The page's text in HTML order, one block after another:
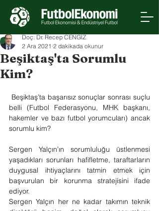
Beşiktaş'ta Sorumlu
Kim?
Doç. Dr. Recep CENGİZ
2 Ara 2021 2 dakikada okunur
Beşiktaş’ta başarısız sonuçlar sonrası suçlu
belli (Futbol Federasyonu, MHK başkanı,
hakemler ve bazı futbol yorumcuları) ancak
sorumlu kim?
Sergen Yalçın’ın sorumluluğu üstlenmesi
yaşadıkları sorunları hafifletme, taraftarların
duygusal ihtiyaçlarını tatmin etmek için
başvurulan bir korunma stratejisini ifade
ediyor.
Sergen Yalçın her ne kadar takımın teknik